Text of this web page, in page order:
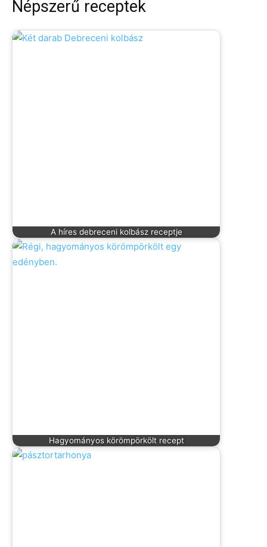
Népszerű receptek
A híres debreceni kolbász receptje
Hagyományos körömpörkölt recept